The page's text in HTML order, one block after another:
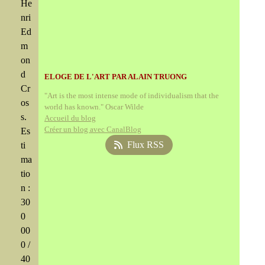
He
nri
Ed
m
on
d
Cr
os
s.
Es
ti
ma
tio
n :
30
0
00
0 /
40
ELOGE DE L'ART PAR ALAIN TRUONG
"Art is the most intense mode of individualism that the
world has known." Oscar Wilde
Accueil du blog
Créer un blog avec CanalBlog
Flux RSS